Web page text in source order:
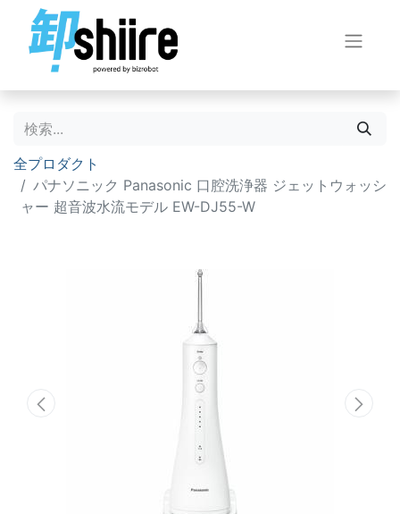
全プロダクト
パナソニック Panasonic 口腔洗浄器 ジェットウォッシ
ャー 超音波水流モデル EW-DJ55-W